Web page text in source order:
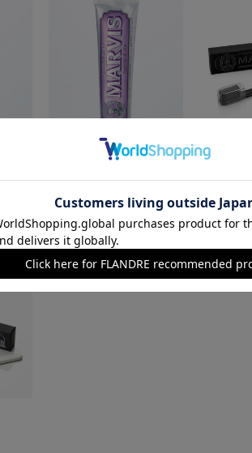
75ml
ARVIS》
￥1,980(税込)
￥1,210(税